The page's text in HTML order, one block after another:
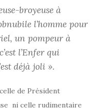
broyeuse à
l’homme pour
un pompeur à
l’Enfer qui
déjà joli ».
de Président
ni celle rudimentaire